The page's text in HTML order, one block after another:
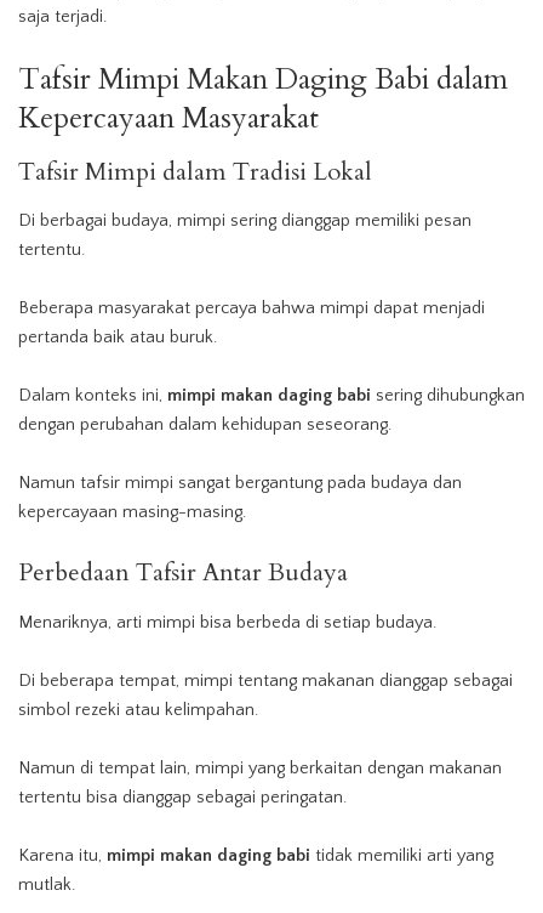
saja terjadi.
Tafsir Mimpi Makan Daging Babi dalam
Kepercayaan Masyarakat
Tafsir Mimpi dalam Tradisi Lokal
Di berbagai budaya, mimpi sering dianggap memiliki pesan
tertentu.
Beberapa masyarakat percaya bahwa mimpi dapat menjadi
pertanda baik atau buruk.
Dalam konteks ini, mimpi makan daging babi sering dihubungkan
dengan perubahan dalam kehidupan seseorang.
Namun tafsir mimpi sangat bergantung pada budaya dan
kepercayaan masing-masing.
Perbedaan Tafsir Antar Budaya
Menariknya, arti mimpi bisa berbeda di setiap budaya.
Di beberapa tempat, mimpi tentang makanan dianggap sebagai
simbol rezeki atau kelimpahan.
Namun di tempat lain, mimpi yang berkaitan dengan makanan
tertentu bisa dianggap sebagai peringatan.
Karena itu, mimpi makan daging babi tidak memiliki arti yang
mutlak.